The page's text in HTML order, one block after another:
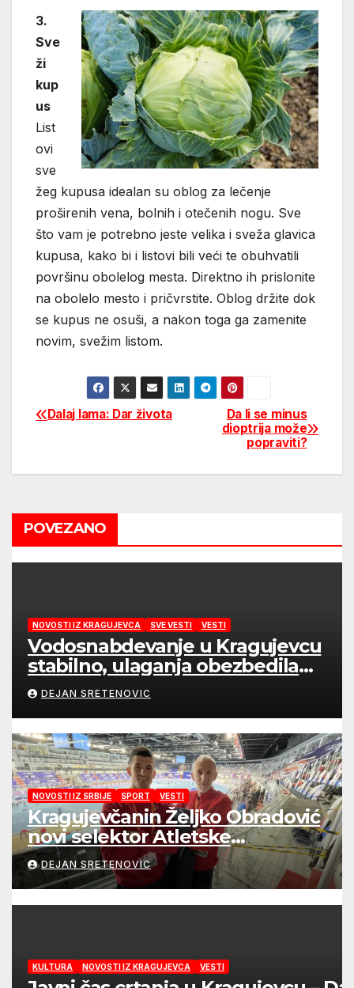
3.
Sve
ži
kup
us
List
ovi
sve
žeg kupusa idealan su oblog za lečenje
proširenih vena, bolnih i otečenih nogu. Sve
što vam je potrebno jeste velika i sveža glavica
kupusa, kako bi i listovi bili veći te obuhvatili
površinu obolelog mesta. Direktno ih prislonite
na obolelo mesto i pričvrstite. Oblog držite dok
se kupus ne osuši, a nakon toga ga zamenite
novim, svežim listom.
Post
Da li se minus
dioptrija može
popraviti?
Dalaj lama: Dar života
POVEZANO
NOVOSTI IZ KRAGUJEVCA SVE VESTI VESTI
Vodosnabdevanje u Kragujevcu
stabilno, ulaganja obezbedila
sigurnije snabdevanje
DEJAN SRETENOVIC
NOVOSTI IZ SRBIJE SPORT VESTI
Kragujevčanin Željko Obradović
novi selektor Atletske
reprezentacije Srbije
DEJAN SRETENOVIC
KULTURA NOVOSTI IZ KRAGUJEVCA VESTI